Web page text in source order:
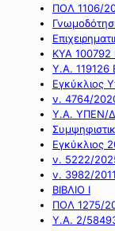
ΠΟΛ 1106/
ΚΥΑ
Υ.Α. 119126
Εγκύκλιος
ν. 4764/
Υ.Α. ΥΠΕΝ/
Εγκύκλιος
ν. 5222/
ν. 3982/2011
ΒΙΒΛΙΟ Ι
ΠΟΛ 1275/
Υ.Α. 2/